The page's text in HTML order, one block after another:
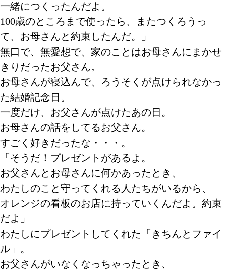
一緒につくったんだよ。
100歳のところまで使ったら、またつくろうっ
て、お母さんと約束したんだ。」
無口で、無愛想で、家のことはお母さんにまかせ
きりだったお父さん。
お母さんが寝込んで、ろうそくが点けられなかっ
た結婚記念日。
一度だけ、お父さんが点けたあの日。
お母さんの話をしてるお父さん。
すごく好きだったな・・・。
「そうだ！プレゼントがあるよ。
お父さんとお母さんに何かあったとき、
わたしのこと守ってくれる人たちがいるから、
オレンジの看板のお店に持っていくんだよ。約束
だよ」
わたしにプレゼントしてくれた「きちんとファイ
ル」。
お父さんがいなくなっちゃったとき、